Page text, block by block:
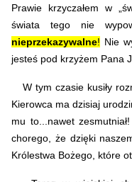
Prawie krzyczałem w
świata tego nie
nieprzekazywalne! Nie
jesteś pod krzyżem Pana
W tym czasie kusiły
Kierowca ma dzisiaj
mu to...nawet
chorego, że dzięki
Królestwa Bożego, które